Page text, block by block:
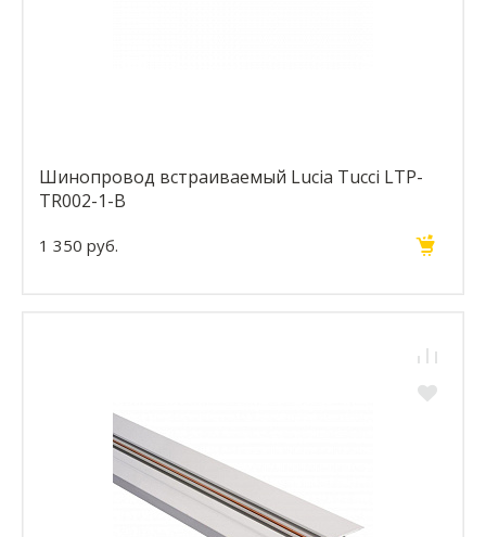
Шинопровод встраиваемый Lucia Tucci LTP-
TR002-1-B
1 350 руб.